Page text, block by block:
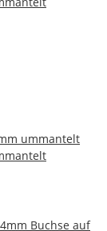
ummantelt